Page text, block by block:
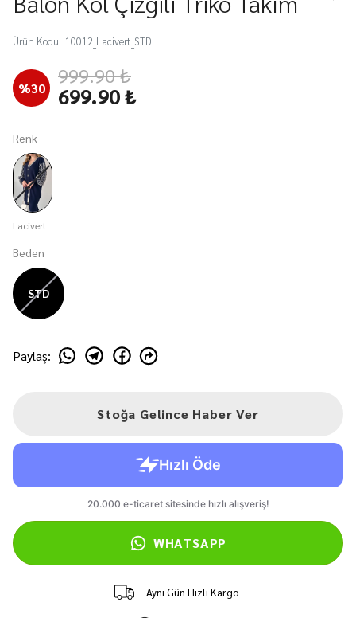
Ürün Kodu: 10012_Lacivert_STD
%30 999.90 ₺
699.90 ₺
Renk
Lacivert
Beden
STD
Paylaş:
Stoğa Gelince Haber Ver
WHATSAPP
Aynı Gün Hızlı Kargo